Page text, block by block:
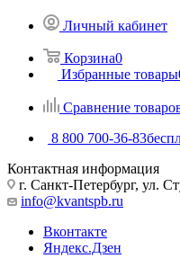
Личный кабинет
Корзина0
Избранные товары
Сравнение
8 800 700-36-83
Контактная информация
г. Санкт-Петербург, ул.
info@kvantspb.ru
Вконтакте
Яндекс.Дзен